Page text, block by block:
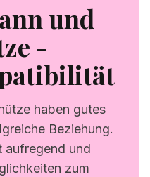
und
-
haben gutes
Beziehung.
aufregend und
zum